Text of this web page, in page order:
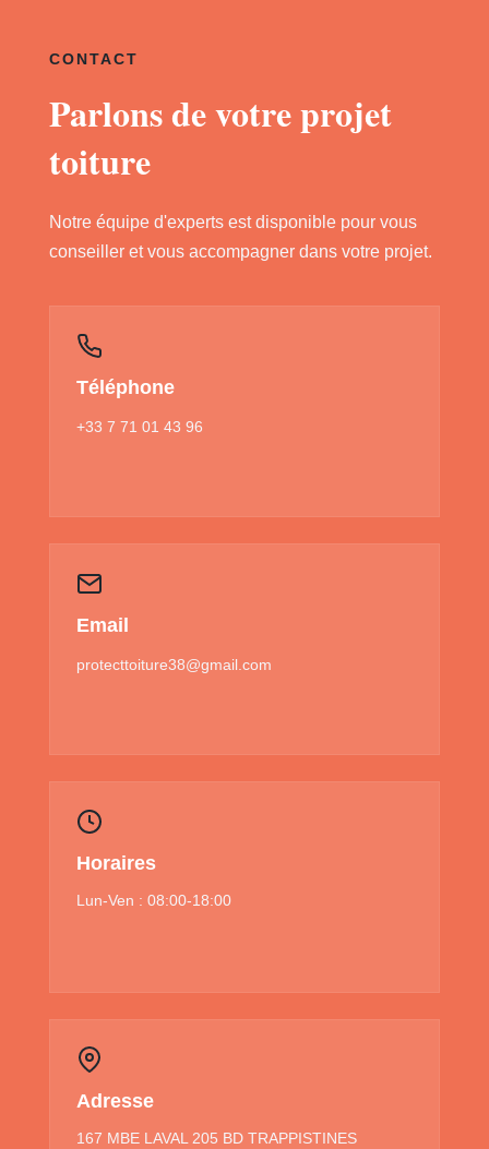
CONTACT
Parlons de votre projet
toiture
Notre équipe d'experts est disponible pour vous
conseiller et vous accompagner dans votre projet.
Téléphone
+33 7 71 01 43 96
Email
protecttoiture38@gmail.com
Horaires
Lun-Ven : 08:00-18:00
Adresse
167 MBE LAVAL 205 BD TRAPPISTINES